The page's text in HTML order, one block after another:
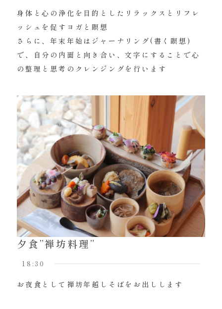
身体と心の浄化を目的としたリラックスとリフレ
ッシュを促すヨガと瞑想
さらに、年末年始はジャーナリング(書く瞑想)
で、自分の内面と向き合い、文字にすることで心
の整理と思考のクレンジングを行います
夕食”禅坊料理”
18:30
お夜食として禅坊年越しそばをお出しします